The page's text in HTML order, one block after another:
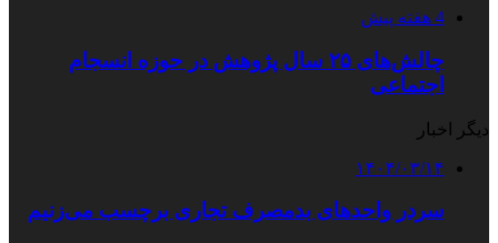
4 هفته پیش
چالش‌های ۲۵ سال پژوهش در حوزه انسجام
اجتماعی
دیگر اخبار
۱۴۰۴/۰۳/۱۴
سردر واحدهای بدمصرف تجاری برچسب می‌زنیم